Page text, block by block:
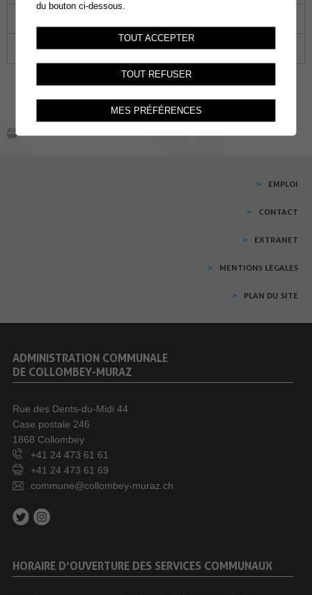
27 28 29 01 02
EMPLOI
CONTACT
EXTRANET
MENTIONS LÉGALES
PLAN DU SITE
ADMINISTRATION COMMUNALE
DE COLLOMBEY-MURAZ
Rue des Dents-du-Midi 44
Case postale 246
1868 Collombey
+41 24 473 61 61
+41 24 473 61 69
commune@collombey-muraz.ch
HORAIRE D’OUVERTURE DES SERVICES COMMUNAUX
du bouton ci-dessous.
TOUT ACCEPTER
TOUT REFUSER
MES PRÉFÉRENCES